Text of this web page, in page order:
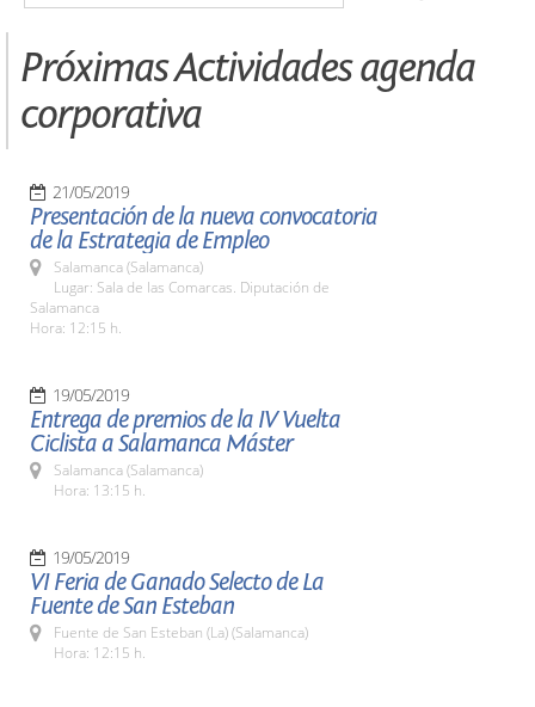
Próximas Actividades agenda
corporativa
21/05/2019
Presentación de la nueva convocatoria
de la Estrategia de Empleo
Salamanca (Salamanca)
Lugar: Sala de las Comarcas. Diputación de
Salamanca
Hora: 12:15 h.
19/05/2019
Entrega de premios de la IV Vuelta
Ciclista a Salamanca Máster
Salamanca (Salamanca)
Hora: 13:15 h.
19/05/2019
VI Feria de Ganado Selecto de La
Fuente de San Esteban
Fuente de San Esteban (La) (Salamanca)
Hora: 12:15 h.